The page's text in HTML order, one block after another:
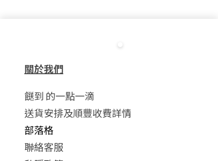
關於我們
餸到 的一點一滴
送貨安排及順豐收費詳情
部落格
聯絡客服